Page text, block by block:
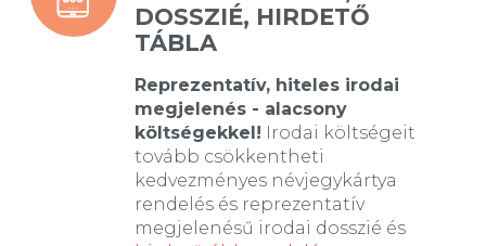
DOSSZIÉ, HIRDETŐ
TÁBLA
Reprezentatív, hiteles irodai
megjelenés - alacsony
költségekkel! Irodai költségeit
tovább csökkentheti
kedvezményes névjegykártya
rendelés és reprezentatív
megjelenésű irodai dosszié és